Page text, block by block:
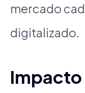
mercado
digitalizado.
Impacto